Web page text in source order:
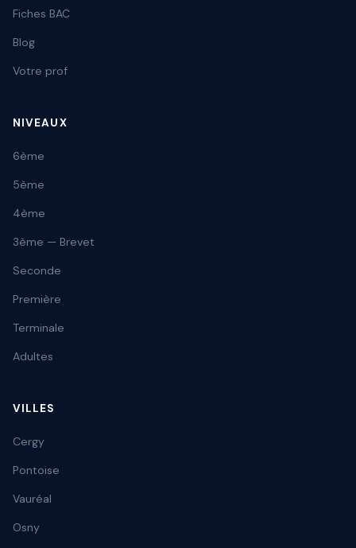
Fiches BAC
Blog
Votre prof
NIVEAUX
6ème
5ème
4ème
3ème — Brevet
Seconde
Première
Terminale
Adultes
VILLES
Cergy
Pontoise
Vauréal
Osny